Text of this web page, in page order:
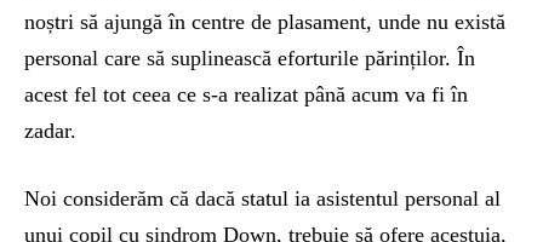
noștri să ajungă în centre de plasament, unde nu există
personal care să suplinească eforturile părinților. În
acest fel tot ceea ce s-a realizat până acum va fi în
zadar.
Noi considerăm că dacă statul ia asistentul personal al
unui copil cu sindrom Down, trebuie să ofere acestuia,